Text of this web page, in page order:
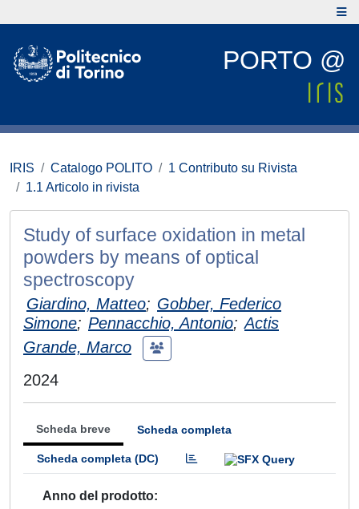
PORTO @
IRIS Catalogo POLITO
1 Contributo su Rivista
1.1 Articolo in rivista
Study of surface oxidation in metal
powders by means of optical
spectroscopy
Giardino, Matteo; Gobber, Federico
Simone; Pennacchio, Antonio; Actis
Grande, Marco
2024
Scheda breve Scheda completa
Scheda completa (DC)
Anno del prodotto